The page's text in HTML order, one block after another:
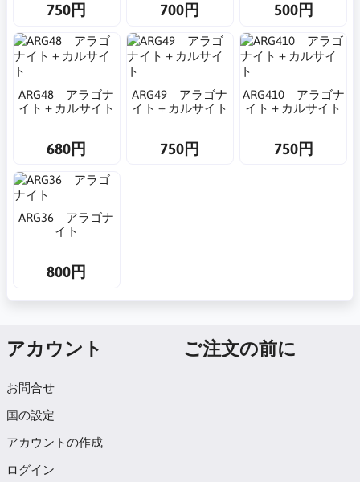
750円 700円 500円
ARG48 アラゴナ
イト＋カルサイト
680円
ARG49 アラゴナ
イト＋カルサイト
750円
ARG410 アラゴナ
イト＋カルサイト
750円
ARG36 アラゴナ
イト
800円
アカウント
お問合せ
国の設定
アカウントの作成
ログイン
ご注文の前に